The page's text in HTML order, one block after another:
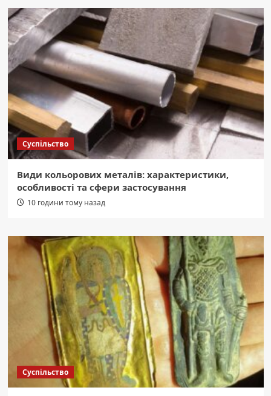
Суспільство
Види кольорових металів: характеристики,
особливості та сфери застосування
10 години тому назад
Суспільство